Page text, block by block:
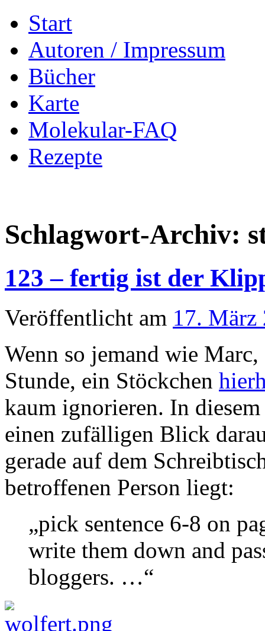
Inhalt
springenStart
Autoren / Impressum
Bücher
Karte
Molekular-FAQ
Rezepte
Schlagwort-Archiv:
123 – fertig ist der
Veröffentlicht am 17. März
Wenn so jemand wie
Stunde, ein Stöckchen
kaum ignorieren. In
einen zufälligen Blick
gerade auf dem
betroffenen Person liegt:
„pick sentence 6-8 on
write them down and
bloggers. …“